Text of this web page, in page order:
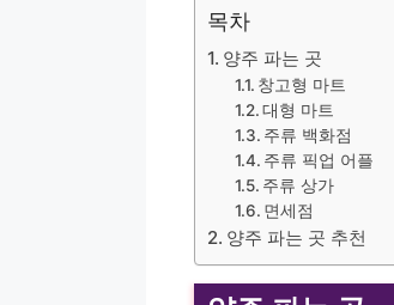
목차
양주 파는 곳
창고형 마트
대형 마트
주류 백화점
주류 픽업 어플
주류 상가
면세점
양주 파는 곳 추천